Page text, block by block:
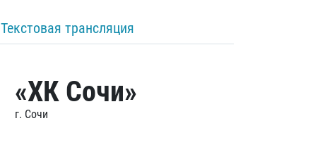
Текстовая трансляция
«ХК Сочи»
г. Сочи